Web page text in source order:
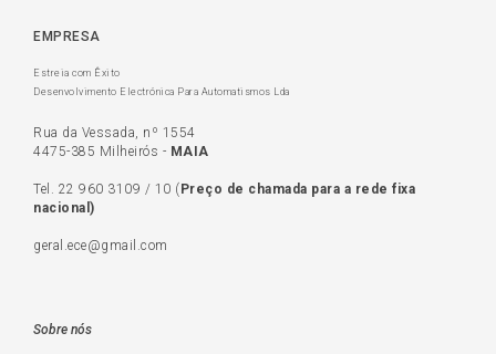
EMPRESA
Estreia com Êxito
Desenvolvimento Electrónica Para Automatismos Lda
Rua da Vessada, nº 1554
4475-385 Milheirós - MAIA
Tel. 22 960 3109 / 10 ( Preço de c hamada para a rede fixa
nacional)
geral.ece@gmail.com
Sobre nós